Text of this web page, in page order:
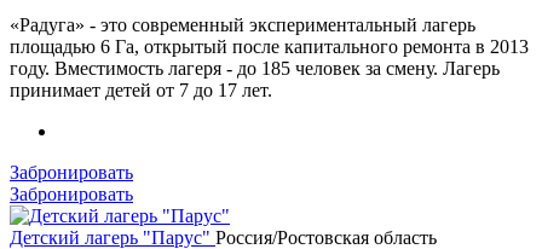
«Радуга» - это современный экспериментальный лагерь
площадью 6 Га, открытый после капитального ремонта в 2013
году. Вместимость лагеря - до 185 человек за смену. Лагерь
принимает детей от 7 до 17 лет.
Забронировать
Забронировать
Детский лагерь "Парус" Россия/Ростовская область